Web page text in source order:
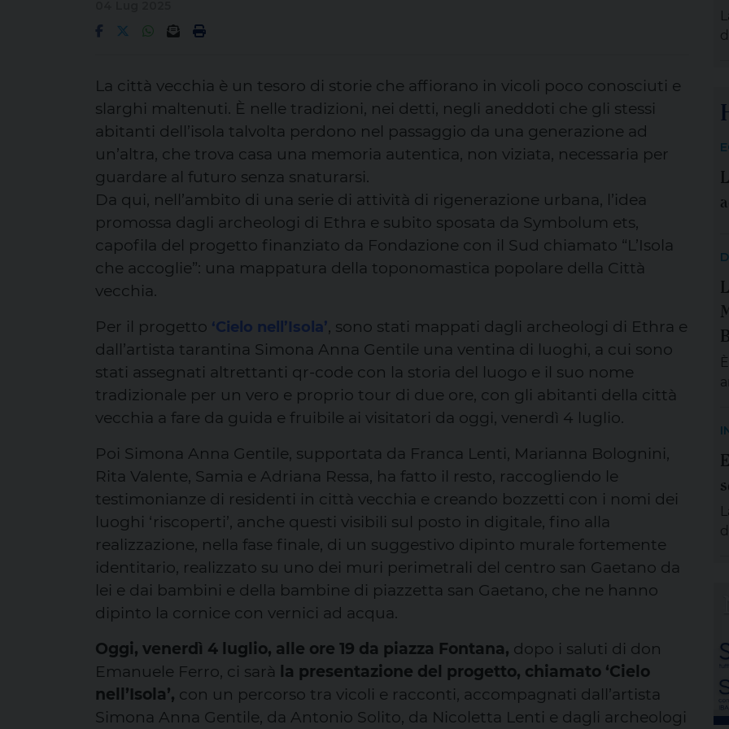
La città vecchia è un tesoro di storie che affiorano in vicoli poco conosciuti e
slarghi maltenuti. È nelle tradizioni, nei detti, negli aneddoti che gli stessi
abitanti dell’isola talvolta perdono nel passaggio da una generazione ad
un’altra, che trova casa una memoria autentica, non viziata, necessaria per
guardare al futuro senza snaturarsi.
Da qui, nell’ambito di una serie di attività di rigenerazione urbana, l’idea
promossa dagli archeologi di Ethra e subito sposata da Symbolum ets,
capofila del progetto finanziato da Fondazione con il Sud chiamato “L’Isola
che accoglie”: una mappatura della toponomastica popolare della Città
vecchia.
Per il progetto ‘Cielo nell’Isola’, sono stati mappati dagli archeologi di Ethra e
dall’artista tarantina Simona Anna Gentile una ventina di luoghi, a cui sono
stati assegnati altrettanti qr-code con la storia del luogo e il suo nome
tradizionale per un vero e proprio tour di due ore, con gli abitanti della città
vecchia a fare da guida e fruibile ai visitatori da oggi, venerdì 4 luglio.
Poi Simona Anna Gentile, supportata da Franca Lenti, Marianna Bolognini,
Rita Valente, Samia e Adriana Ressa, ha fatto il resto, raccogliendo le
testimonianze di residenti in città vecchia e creando bozzetti con i nomi dei
luoghi ‘riscoperti’, anche questi visibili sul posto in digitale, fino alla
realizzazione, nella fase finale, di un suggestivo dipinto murale fortemente
identitario, realizzato su uno dei muri perimetrali del centro san Gaetano da
lei e dai bambini e della bambine di piazzetta san Gaetano, che ne hanno
dipinto la cornice con vernici ad acqua.
Oggi, venerdì 4 luglio, alle ore 19 da piazza Fontana, dopo i saluti di don
Emanuele Ferro, ci sarà
la presentazione del progetto, chiamato ‘Cielo
nell’Isola’, con un percorso tra vicoli e racconti, accompagnati dall’artista
Simona Anna Gentile, da Antonio Solito, da Nicoletta Lenti e dagli archeologi